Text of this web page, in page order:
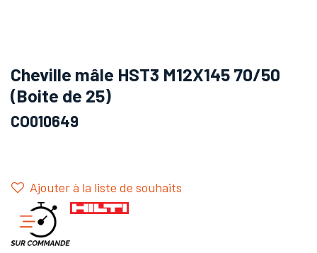
Cheville mâle HST3 M12X145 70/50
(Boite de 25)
CO010649
Ajouter à la liste de souhaits